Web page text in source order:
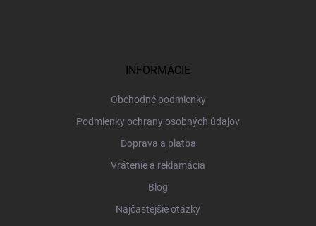
INFORMÁCIE
Obchodné podmienky
Podmienky ochrany osobných údajov
Doprava a platba
Vrátenie a reklamácia
Blog
Najčastejšie otázky